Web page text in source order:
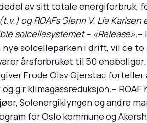
av sitt totale energiforbruk,
og ROAFs Glenn V. Lie
solcellesystemet – «Release».–
solcelleparken i drift, vil de
årsforbruket til 50 eneboliger.
Frode Olav Gjerstad
gir klimagassreduksjon.–
Solenergiklyngen og andre
for Oslo kommune og